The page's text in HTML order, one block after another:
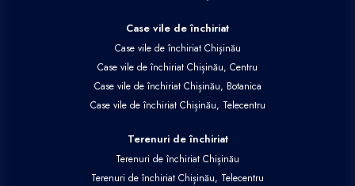
Case vile de închiriat
Case vile de închiriat Chișinău
Case vile de închiriat Chișinău, Centru
Case vile de închiriat Chișinău, Botanica
Case vile de închiriat Chișinău, Telecentru
Terenuri de închiriat
Terenuri de închiriat Chișinău
Terenuri de închiriat Chișinău, Telecentru